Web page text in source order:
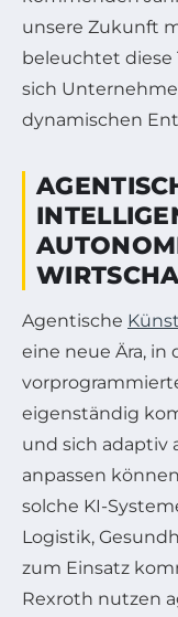
unsere Zukunft
beleuchtet diese
sich
dynamischen
Agentische
eine neue Ära,
eigenständig
und sich adaptiv
anpassen
solche KI-
Logistik,
zum Einsatz
Rexroth nutzen